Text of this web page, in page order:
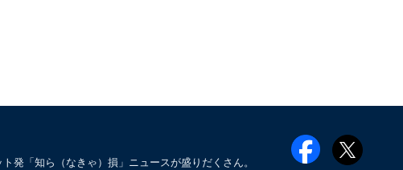
発「知ら（なきゃ）損」ニュースが盛りだくさん。